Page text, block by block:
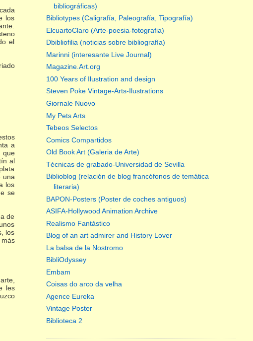
los
el
a
que
al
una
los
se
de
los
les
bibliográficas)
Bibliotypes (Caligrafía, Paleografía, Tipografía)
ElcuartoClaro (Arte-poesia-fotografia)
Dbibliofilia (noticias sobre bibliografía)
Marinni (interesante Live Journal)
Magazine.Art.org
100 Years of Ilustration and design
Steven Poke Vintage-Arts-Ilustrations
Giornale Nuovo
My Pets Arts
Tebeos Selectos
Comics Compartidos
Old Book Art (Galeria de Arte)
Técnicas de grabado-Universidad de Sevilla
Biblioblog (relación de blog francófonos de temática
literaria)
BAPON-Posters (Poster de coches antiguos)
ASIFA-Hollywood Animation Archive
Realismo Fantástico
Blog of an art admirer and History Lover
La balsa de la Nostromo
BibliOdyssey
Embam
Coisas do arco da velha
Agence Eureka
Vintage Poster
Biblioteca 2